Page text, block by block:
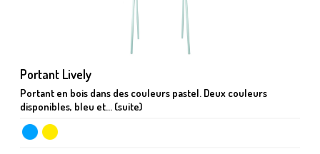
Portant Lively
Portant en bois dans des couleurs pastel. Deux couleurs
disponibles, bleu et... (suite)